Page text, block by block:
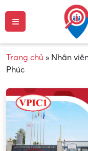
Trang chủ » Nhân
Phúc